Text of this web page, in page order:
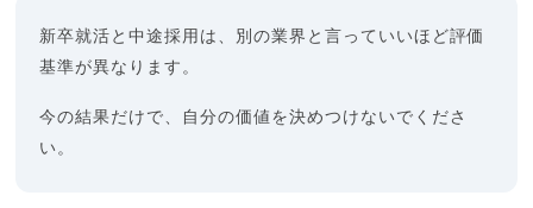
新卒就活と中途採用は、別の業界と言っていいほど評価
基準が異なります。
今の結果だけで、自分の価値を決めつけないでくださ
い。